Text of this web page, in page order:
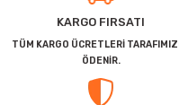
Ürün açıklamasında eksik
Ürün bilgilerinde hatalar
Ürün fiyatı diğer sitelerden
KARGO FIRSATI
TÜM KARGO ÜCRETLERİ
ÖDENİR.